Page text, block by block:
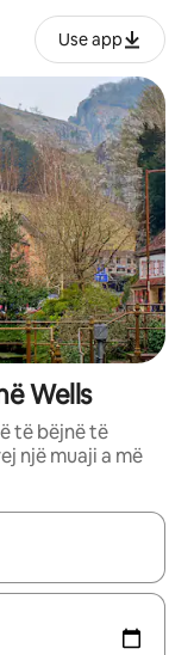
Use app
Wells
të bëjnë të
një muaji a më
lëviz me butonat e